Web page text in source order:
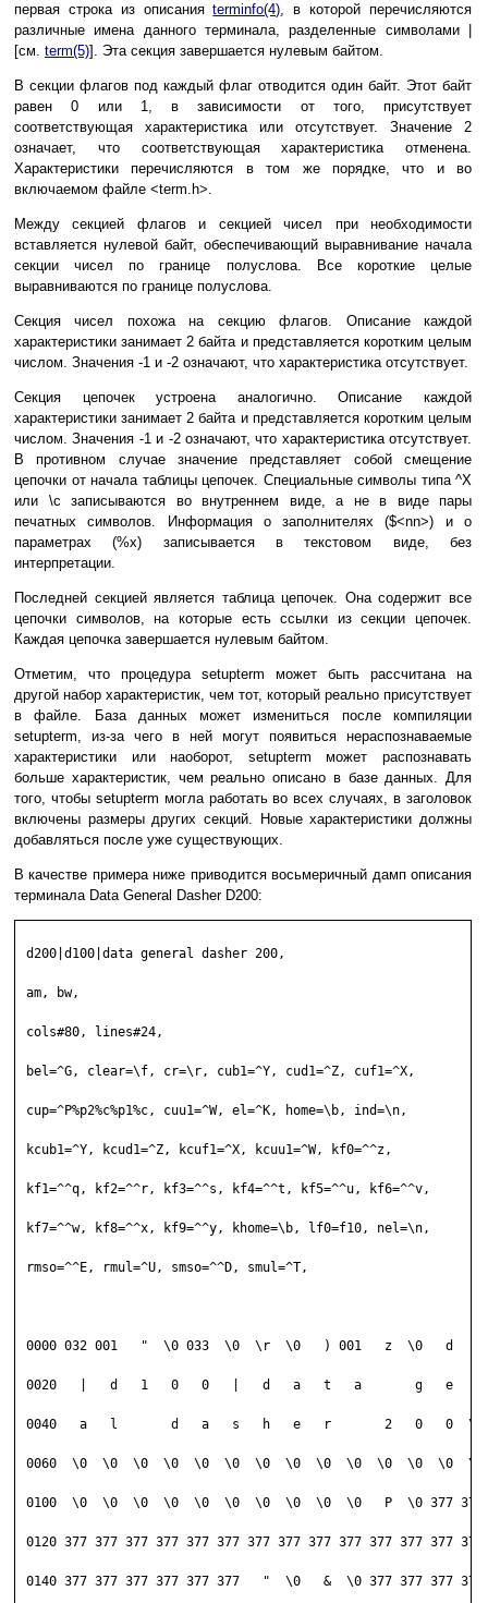
первая строка из описанияterminfo(4), в которой перечисляются
различные имена данного терминала, разделенные символами |
[см. term(5)]. Эта секция завершается нулевым байтом.
В секции флагов под каждый флаг отводится один байт. Этот байт
равен 0 или 1, в зависимости от того, присутствует
соответствующая характеристика или отсутствует. Значение 2
означает, что соответствующая характеристика отменена.
Характеристики перечисляются в том же порядке, что и во
включаемом файле <term.h>.
Между секцией флагов и секцией чисел при необходимости
вставляется нулевой байт, обеспечивающий выравнивание начала
секции чисел по границе полуслова. Все короткие целые
выравниваются по границе полуслова.
Секция чисел похожа на секцию флагов. Описание каждой
характеристики занимает 2 байта и представляется коротким целым
числом. Значения -1 и -2 означают, что характеристика отсутствует.
Секция цепочек устроена аналогично. Описание каждой
характеристики занимает 2 байта и представляется коротким целым
числом. Значения -1 и -2 означают, что характеристика отсутствует.
В противном случае значение представляет собой смещение
цепочки от начала таблицы цепочек. Специальные символы типа ^X
или \c записываются во внутреннем виде, а не в виде пары
печатных символов. Информация о заполнителях ($<nn>) и о
параметрах (%x) записывается в текстовом виде, без
интерпретации.
Последней секцией является таблица цепочек. Она содержит все
цепочки символов, на которые есть ссылки из секции цепочек.
Каждая цепочка завершается нулевым байтом.
Отметим, что процедура setupterm может быть рассчитана на
другой набор характеристик, чем тот, который реально присутствует
в файле. База данных может измениться после компиляции
setupterm, из-за чего в ней могут появиться нераспознаваемые
характеристики или наоборот, setupterm может распознавать
больше характеристик, чем реально описано в базе данных. Для
того, чтобы setupterm могла работать во всех случаях, в заголовок
включены размеры других секций. Новые характеристики должны
добавляться после уже существующих.
В качестве примера ниже приводится восьмеричный дамп описания
терминала Data General Dasher D200:
d200|d100|data general dasher
am, bw,
cols#80, lines#24,
bel=^G, clear=\f, cr=\r, cub1=^Y, cud1=^Z, cuf1=^X,
cup=^P%p2%c%p1%c, cuu1=^W, el=^K, home=\b, ind=\n,
kcub1=^Y, kcud1=^Z, kcuf1=^X, kcuu1=^W, kf0=^^z,
kf1=^^q, kf2=^^r, kf3=^^s, kf4=^^t, kf5=^^u, kf6=^^v,
kf7=^^w, kf8=^^x, kf9=^^y, khome=\b, lf0=f10, nel=\n,
rmso=^^E, rmul=^U, smso=^^D, smul=^T,
0000 032 001   "  \0 033  \0  \r  \0   ) 001   z  \0   d
0020   |   d   1   0   0   |   d   a   t   a       g   e
0040   a   l       d   a   s   h   e   r       2   0   0  \0
0060  \0  \0  \0  \0  \0  \0  \0  \0  \0  \0  \0  \0  \0
0100  \0  \0  \0  \0  \0  \0  \0  \0  \0  \0   P  \0 377 377
0120 377 377 377 377 377 377 377 377 377 377 377 377 377 377
0140 377 377 377 377 377 377   "  \0   &  \0 377 377 377